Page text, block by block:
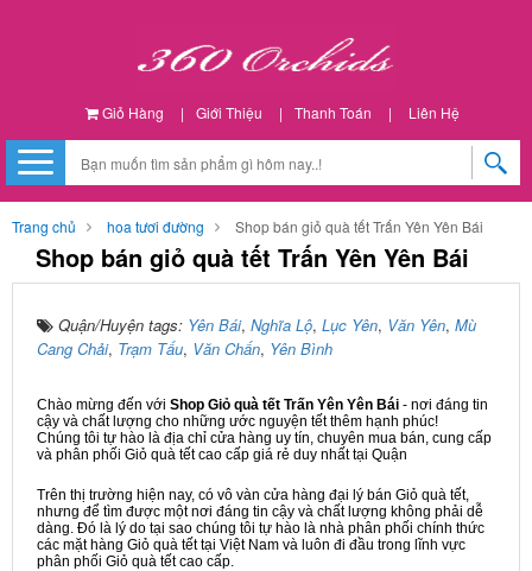
Giỏ Hàng | Giới Thiệu | Thanh Toán | Liên Hệ
Trang chủ hoa tươi đường Shop bán giỏ quà tết Trấn Yên Yên Bái
Shop bán giỏ quà tết Trấn Yên Yên Bái
Quận/Huyện tags: Yên Bái, Nghĩa Lộ, Lục Yên, Văn Yên, Mù
Cang Chải, Trạm Tấu, Văn Chấn, Yên Bình
Chào mừng đến với Shop Giỏ quà tết Trấn Yên Yên Bái - nơi đáng tin
cậy và chất lượng cho những ước nguyện tết thêm hạnh phúc!
Chúng tôi tự hào là địa chỉ cửa hàng uy tín, chuyên mua bán, cung cấp
và phân phối Giỏ quà tết cao cấp giá rẻ duy nhất tại Quận
Trên thị trường hiện nay, có vô vàn cửa hàng đại lý bán Giỏ quà tết,
nhưng để tìm được một nơi đáng tin cậy và chất lượng không phải dễ
dàng. Đó là lý do tại sao chúng tôi tự hào là nhà phân phối chính thức
các mặt hàng Giỏ quà tết tại Việt Nam và luôn đi đầu trong lĩnh vực
phân phối Giỏ quà tết cao cấp.